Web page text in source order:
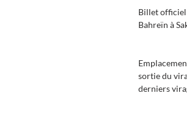
Billet
Bahreïn à
sortie du
derniers